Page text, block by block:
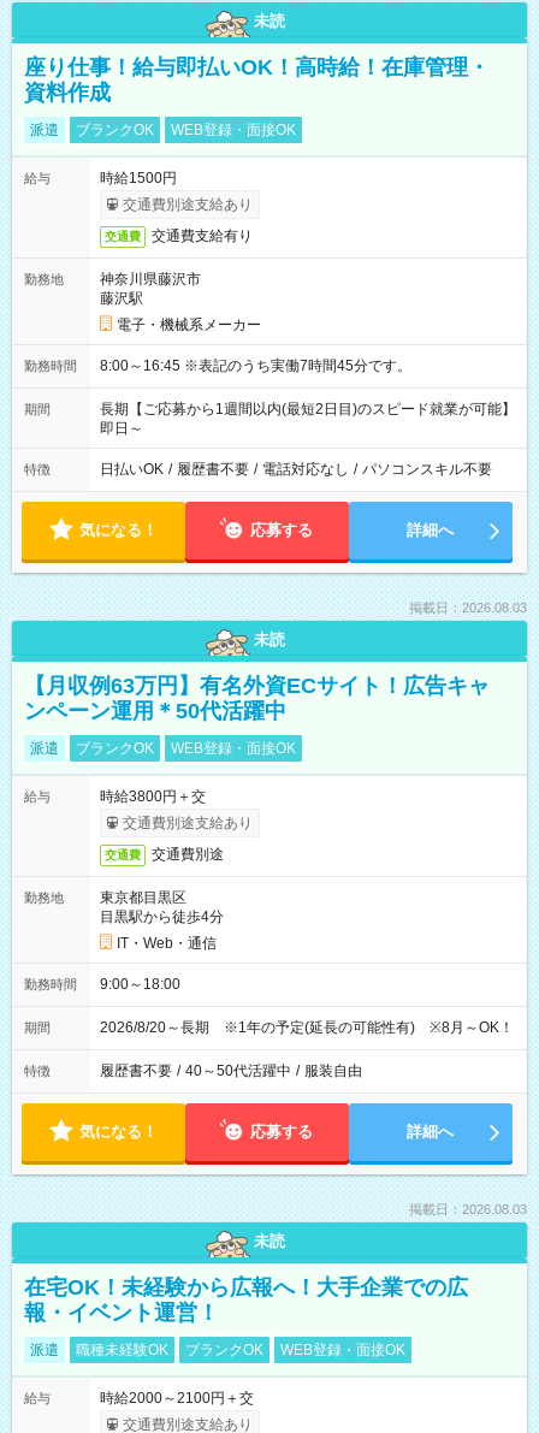
未読
座り仕事！給与即払いOK！高時給！在庫管理・
資料作成
派遣 ブランクOK WEB登録・面接OK
給与
時給1500円
交通費別途支給あり
交通費 交通費支給有り
勤務地
神奈川県藤沢市
藤沢駅
電子・機械系メーカー
勤務時間 8:00～16:45 ※表記のうち実働7時間45分です。
期間
長期【ご応募から1週間以内(最短2日目)のスピード就業が可能】
即日～
特徴 日払いOK / 履歴書不要 / 電話対応なし / パソコンスキル不要
気になる！ 応募する 詳細へ
掲載日：2026.08.03
未読
【月収例63万円】有名外資ECサイト！広告キャ
ンペーン運用＊50代活躍中
派遣 ブランクOK WEB登録・面接OK
給与
時給3800円＋交
交通費別途支給あり
交通費 交通費別途
勤務地
東京都目黒区
目黒駅から徒歩4分
IT・Web・通信
勤務時間 9:00～18:00
期間 2026/8/20～長期 ※1年の予定(延長の可能性有) ※8月～OK！
特徴 履歴書不要 / 40～50代活躍中 / 服装自由
気になる！ 応募する 詳細へ
掲載日：2026.08.03
未読
在宅OK！未経験から広報へ！大手企業での広
報・イベント運営！
派遣 職種未経験OK ブランクOK WEB登録・面接OK
給与
時給2000～2100円＋交
交通費別途支給あり